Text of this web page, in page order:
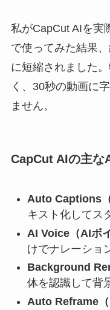
私がCapCut AIを実
で使ってみた結果
に短縮されました
く、30秒の動画に
ません。
CapCut AIの主な
Auto Captions（
キスト化してス
AI Voice（AIボ
けでナレーショ
Background
体を認識して背
Auto Reframe（